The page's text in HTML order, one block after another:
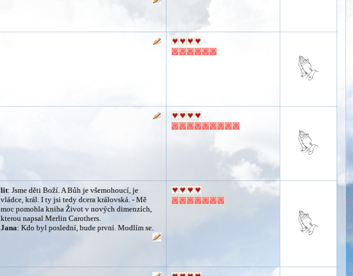
lit: Jsme děti Boží. A Bůh je všemohoucí, je
vládce, král. I ty jsi tedy dcera královská. - Mě
moc pomohla kniha Život v nových dimenzích,
kterou napsal Merlin Carothers.
Jana: Kdo byl poslední, bude první. Modlím se.